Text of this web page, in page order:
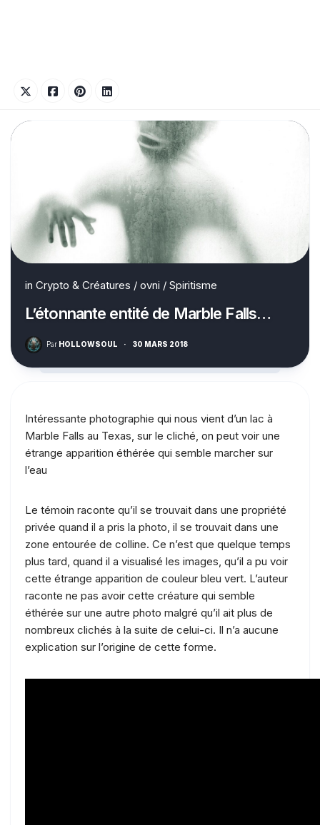
in Crypto & Créatures / ovni / Spiritisme
L’étonnante entité de Marble Falls…
Par HOLLOWSOUL · 30 MARS 2018
Intéressante photographie qui nous vient d’un lac à
Marble Falls au Texas, sur le cliché, on peut voir une
étrange apparition éthérée qui semble marcher sur
l’eau
Le témoin raconte qu’il se trouvait dans une propriété
privée quand il a pris la photo, il se trouvait dans une
zone entourée de colline. Ce n’est que quelque temps
plus tard, quand il a visualisé les images, qu’il a pu voir
cette étrange apparition de couleur bleu vert. L’auteur
raconte ne pas avoir cette créature qui semble
éthérée sur une autre photo malgré qu’il ait plus de
nombreux clichés à la suite de celui-ci. Il n’a aucune
explication sur l’origine de cette forme.